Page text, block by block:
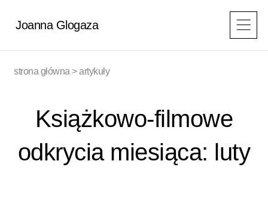
Joanna Glogaza
strona główna >artykuły
Książkowo-filmowe
odkrycia miesiąca: luty